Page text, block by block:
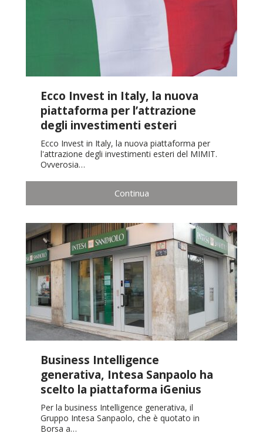
Ecco Invest in Italy, la nuova
piattaforma per l’attrazione
degli investimenti esteri
Ecco Invest in Italy, la nuova piattaforma per
l'attrazione degli investimenti esteri del MIMIT.
Ovverosia…
Continua
Business Intelligence
generativa, Intesa Sanpaolo ha
scelto la piattaforma iGenius
Per la business Intelligence generativa, il
Gruppo Intesa Sanpaolo, che è quotato in
Borsa a…